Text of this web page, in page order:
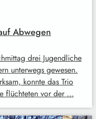
Abwegen
drei Jugendliche
unterwegs gewesen.
konnte das Trio
flüchteten vor der …